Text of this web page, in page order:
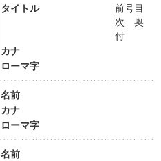
タイトル
前号目
次 奥
付
カナ
ローマ字
名前
カナ
ローマ字
名前